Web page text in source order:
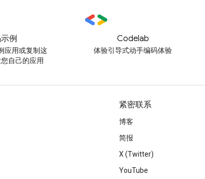
例
应用或复制这
自己的应用
Codelab
体验引导式动手编码体验
紧密联系
博客
简报
X (Twitter)
YouTube